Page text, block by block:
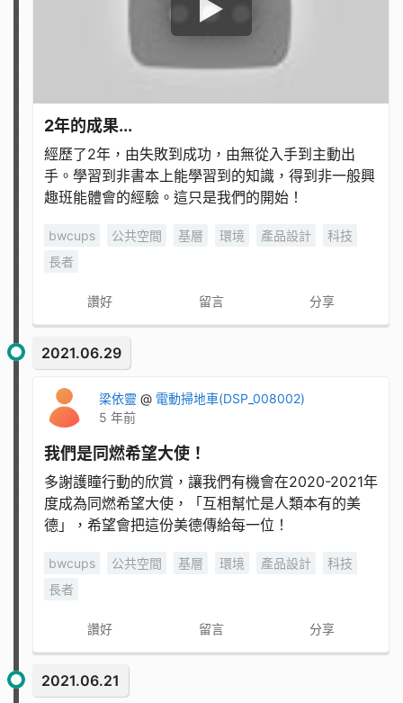
2年的成果...
經歷了2年，由失敗到成功，由無從入手到主動出
手。學習到非書本上能學習到的知識，得到非一般興
趣班能體會的經驗。這只是我們的開始！
bwcups 公共空間 基層 環境 產品設計
科技
長者
讚好 留言 分享
2021.06.29
梁依靈 @ 電動掃地車(DSP_008002)
5 年前
我們是同燃希望大使！
多謝護瞳行動的欣賞，讓我們有機會在2020-2021年
度成為同燃希望大使，「互相幫忙是人類本有的美
德」，希望會把這份美德傳給每一位！
bwcups 公共空間 基層 環境 產品設計
科技
長者
讚好 留言 分享
2021.06.21